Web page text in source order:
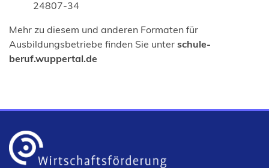
24807-34
Mehr zu diesem und anderen Formaten für
Ausbildungsbetriebe finden Sie unter schule-
beruf.wuppertal.de